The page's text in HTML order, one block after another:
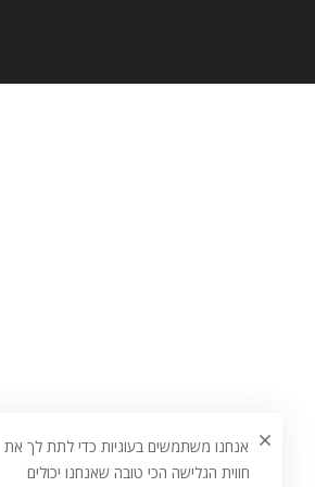
אנחנו משתמשים בעוגיות כדי לתת לך את
חווית הגלישה הכי טובה שאנחנו יכולים